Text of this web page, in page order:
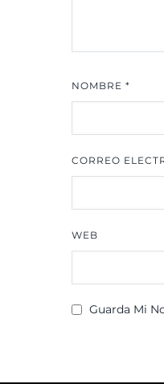
NOMBRE *
CORREO
WEB
Guarda Mi